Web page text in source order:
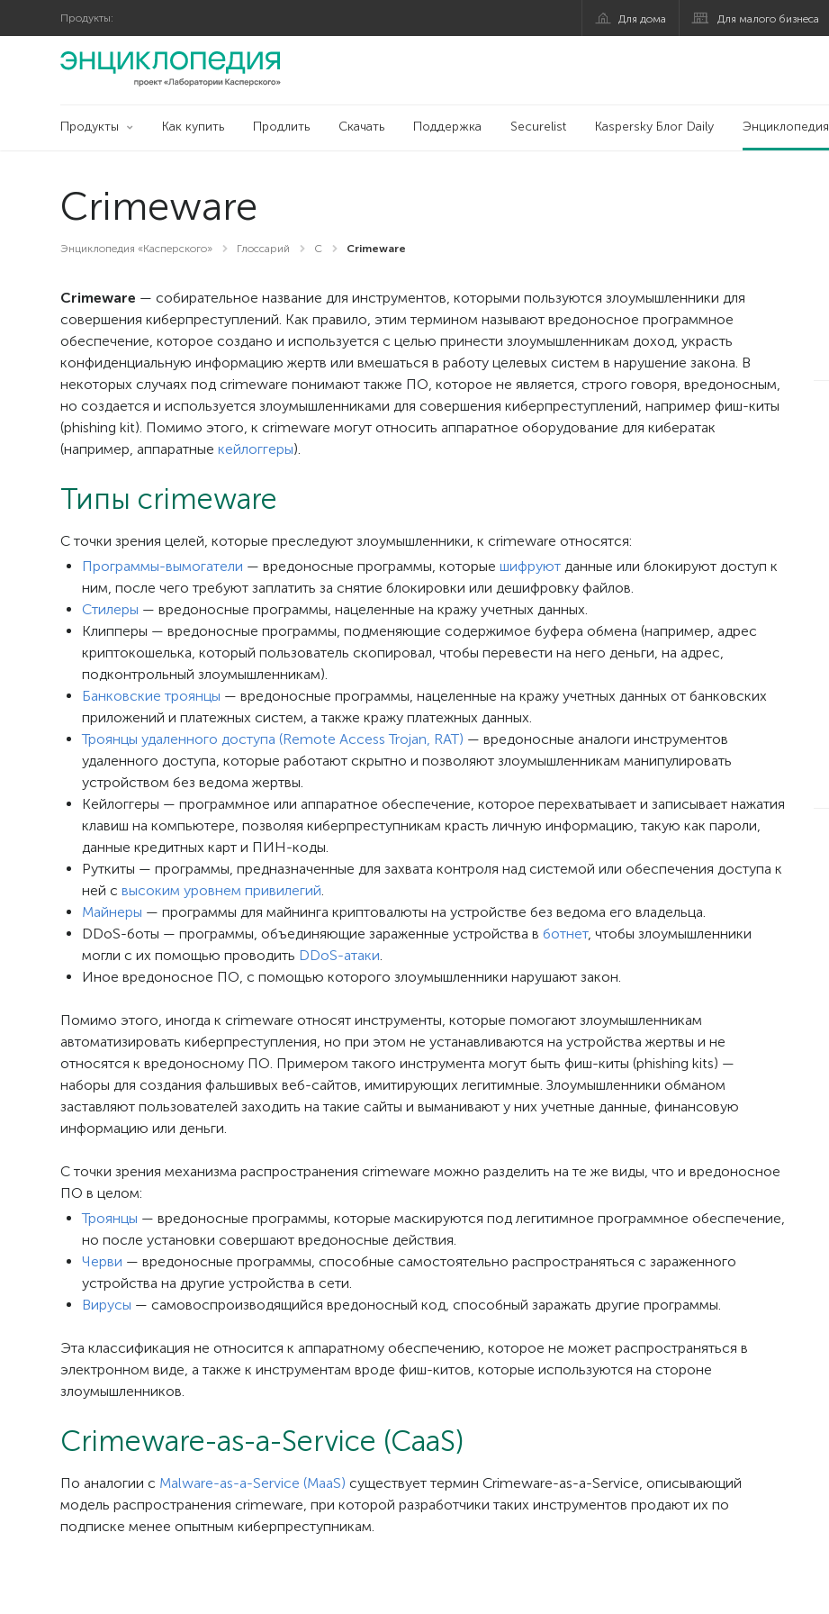
Продукты: Для дома Для малого бизнеса
Продукты Как купить Продлить Скачать Поддержка Securelist Kaspersky Блог Daily Энциклопедия
Crimeware
Энциклопедия «Касперского» Глоссарий C Crimeware
Сrimeware — собирательное название для инструментов, которыми пользуются злоумышленники для
совершения киберпреступлений. Как правило, этим термином называют вредоносное программное
обеспечение, которое создано и используется с целью принести злоумышленникам доход, украсть
конфиденциальную информацию жертв или вмешаться в работу целевых систем в нарушение закона. В
некоторых случаях под crimeware понимают также ПО, которое не является, строго говоря, вредоносным,
но создается и используется злоумышленниками для совершения киберпреступлений, например фиш-киты
(phishing kit). Помимо этого, к crimeware могут относить аппаратное оборудование для кибератак
(например, аппаратныекейлоггеры).
Типы crimeware
С точки зрения целей, которые преследуют злоумышленники, к crimeware относятся:
Программы-вымогатели — вредоносные программы, которыешифруют данные или блокируют доступ к
ним, после чего требуют заплатить за снятие блокировки или дешифровку файлов.
Стилеры — вредоносные программы, нацеленные на кражу учетных данных.
Клипперы — вредоносные программы, подменяющие содержимое буфера обмена (например, адрес
криптокошелька, который пользователь скопировал, чтобы перевести на него деньги, на адрес,
подконтрольный злоумышленникам).
Банковские троянцы — вредоносные программы, нацеленные на кражу учетных данных от банковских
приложений и платежных систем, а также кражу платежных данных.
Троянцы удаленного доступа (Remote Access Trojan, RAT) — вредоносные аналоги инструментов
удаленного доступа, которые работают скрытно и позволяют злоумышленникам манипулировать
устройством без ведома жертвы.
Кейлоггеры — программное или аппаратное обеспечение, которое перехватывает и записывает нажатия
клавиш на компьютере, позволяя киберпреступникам красть личную информацию, такую как пароли,
данные кредитных карт и ПИН-коды.
Руткиты — программы, предназначенные для захвата контроля над системой или обеспечения доступа к
ней свысоким уровнем привилегий.
Майнеры — программы для майнинга криптовалюты на устройстве без ведома его владельца.
DDoS-боты — программы, объединяющие зараженные устройства вботнет, чтобы злоумышленники
могли с их помощью проводить DDoS-атаки.
Иное вредоносное ПО, с помощью которого злоумышленники нарушают закон.
Помимо этого, иногда к crimeware относят инструменты, которые помогают злоумышленникам
автоматизировать киберпреступления, но при этом не устанавливаются на устройства жертвы и не
относятся к вредоносному ПО. Примером такого инструмента могут быть фиш-киты (phishing kits) —
наборы для создания фальшивых веб-сайтов, имитирующих легитимные. Злоумышленники обманом
заставляют пользователей заходить на такие сайты и выманивают у них учетные данные, финансовую
информацию или деньги.
С точки зрения механизма распространения crimeware можно разделить на те же виды, что и вредоносное
ПО в целом:
Троянцы — вредоносные программы, которые маскируются под легитимное программное обеспечение,
но после установки совершают вредоносные действия.
Черви — вредоносные программы, способные самостоятельно распространяться с зараженного
устройства на другие устройства в сети.
Вирусы — самовоспроизводящийся вредоносный код, способный заражать другие программы.
Эта классификация не относится к аппаратному обеспечению, которое не может распространяться в
электронном виде, а также к инструментам вроде фиш-китов, которые используются на стороне
злоумышленников.
Crimeware-as-a-Service (CaaS)
По аналогии с Malware-as-a-Service (MaaS) существует термин Crimeware-as-a-Service, описывающий
модель распространения crimeware, при которой разработчики таких инструментов продают их по
подписке менее опытным киберпреступникам.